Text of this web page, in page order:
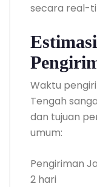
secara real-
Waktu
Tengah
dan tujuan
umum:
Pengiriman
2 hari